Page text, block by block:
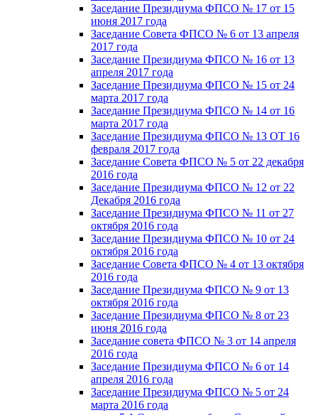
Заседание Президиума ФПСО № 17 от 15
июня 2017 года
Заседание Совета ФПСО № 6 от 13 апреля
2017 года
Заседание Президиума ФПСО № 16 от 13
апреля 2017 года
Заседание Президиума ФПСО № 15 от 24
марта 2017 года
Заседание Президиума ФПСО № 14 от 16
марта 2017 года
Заседание Президиума ФПСО № 13 ОТ 16
февраля 2017 года
Заседание Совета ФПСО № 5 от 22 декабря
2016 года
Заседание Президиума ФПСО № 12 от 22
Декабря 2016 года
Заседание Президиума ФПСО № 11 от 27
октября 2016 года
Заседание Президиума ФПСО № 10 от 24
октября 2016 года
Заседание Совета ФПСО № 4 от 13 октября
2016 года
Заседание Президиума ФПСО № 9 от 13
октября 2016 года
Заседание Президиума ФПСО № 8 от 23
июня 2016 года
Заседание совета ФПСО № 3 от 14 апреля
2016 года
Заседание Президиума ФПСО № 6 от 14
апреля 2016 года
Заседание Президиума ФПСО № 5 от 24
марта 2016 года